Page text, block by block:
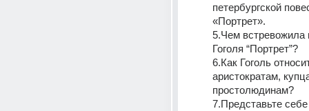
петербургской
«Портрет».
5.Чем встревожила
Гоголя “Портрет”?
6.Как Гоголь
аристократам,
простолюдинам?
7.Представьте